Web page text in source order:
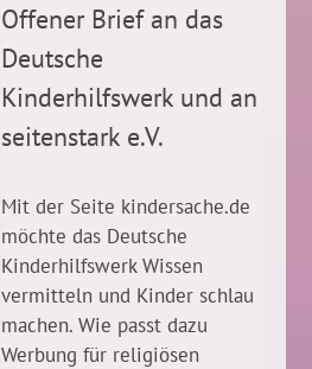
Offener Brief an das
Deutsche
Kinderhilfswerk und an
seitenstark e.V.
Mit der Seite kindersache.de
möchte das Deutsche
Kinderhilfswerk Wissen
vermitteln und Kinder schlau
machen. Wie passt dazu
Werbung für religiösen